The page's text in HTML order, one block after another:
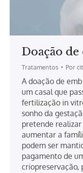
Doação
Tratamentos Por
A doação de
um casal que
fertilização in
sonho da
pretende
aumentar a
podem ser
pagamento de
criopreservação,